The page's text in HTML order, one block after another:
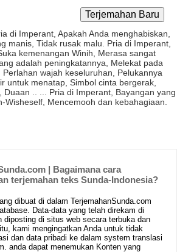
di Imperant, Apakah Anda menghabiskan,
manis, Tidak rusak malu. Pria di Imperant,
kemenangan Winih, Merasa sangat
adalah peningkatannya, Melekat pada
wajah keseluruhan, Pelukannya
untuk menatap, Simbol cinta bergerak,
Duaan .. ... Pria di Imperant, Bayangan yang
Wisheself, Mencemooh dan kebahagiaan.
| Bagaimana cara
terjemahan teks Sunda-Indonesia?
dibuat di dalam TerjemahanSunda.com
Data-data yang telah direkam di
diposting di situs web secara terbuka dan
kami mengingatkan Anda untuk tidak
dan data pribadi ke dalam system translasi
anda dapat menemukan Konten yang